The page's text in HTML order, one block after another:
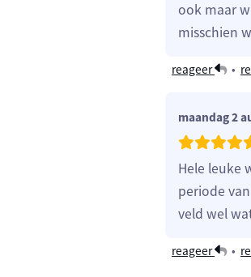
ook maar
misschien
reageer •
maandag 2
Hele leuke
periode
veld wel
reageer •